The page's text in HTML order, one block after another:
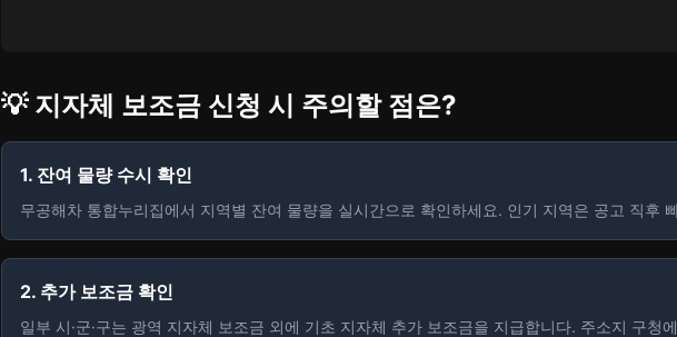
💡 지자체 보조금 신청 시 주의할 점은?
1. 잔여 물량 수시 확인
무공해차 통합누리집에서 지역별 잔여 물량을 실시간으로 확인하세요. 인기 지역은 공고 직후
2. 추가 보조금 확인
일부 시·군·구는 광역 지자체 보조금 외에 기초 지자체 추가 보조금을 지급합니다. 주소지 구청